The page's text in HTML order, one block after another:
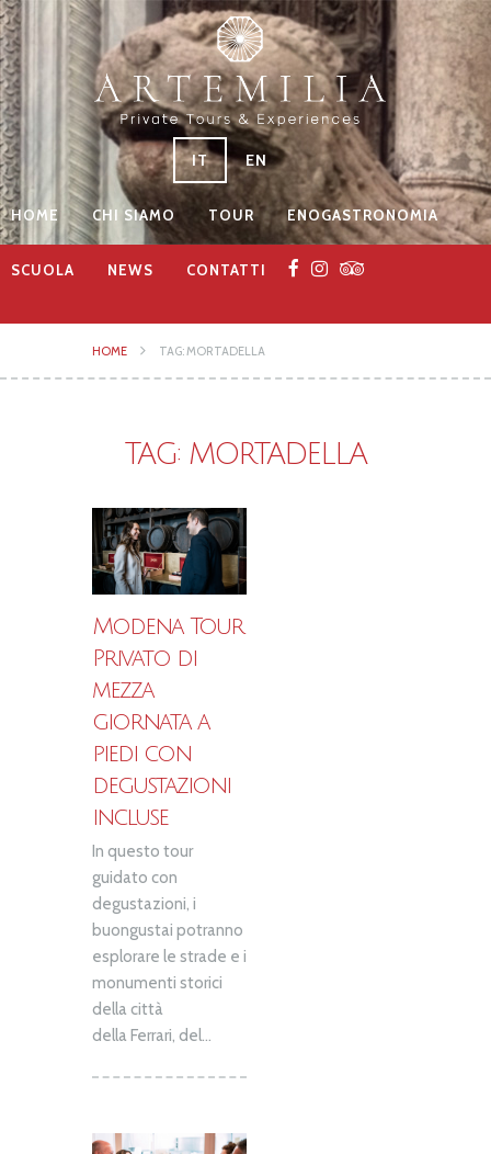
IT EN
HOME CHI SIAMO TOUR ENOGASTRONOMIA
SCUOLA NEWS CONTATTI
HOME TAG: MORTADELLA
TAG: MORTADELLA
Modena Tour
Privato di
mezza
giornata a
piedi con
degustazioni
incluse
In questo tour
guidato con
degustazioni, i
buongustai potranno
esplorare le strade e i
monumenti storici
della città
della Ferrari, del...